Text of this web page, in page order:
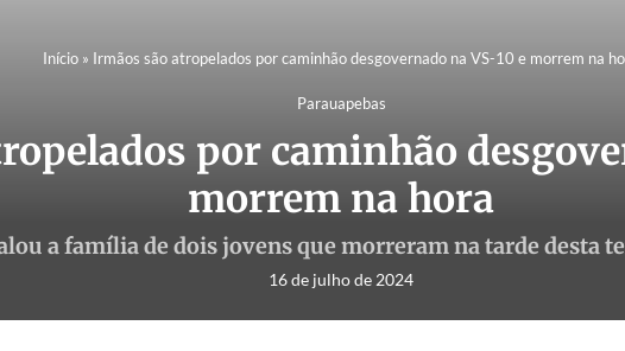
Início » Irmãos são atropelados por caminhão desgovernado na VS-10 e morrem na
Parauapebas
por caminhão
morrem na hora
a família de dois jovens que morreram na tarde desta
16 de julho de 2024